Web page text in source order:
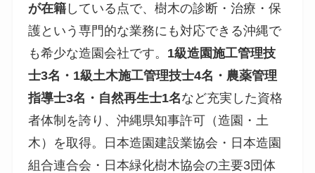
が在籍 している点で、樹木の診断・治療・保
護という専門的な業務にも対応できる沖縄で
も希少な造園会社です。 1級造園施工管理技
士3名・1級土木施工管理技士4名・農薬管理
指導士3名・自然再生士1名など充実した資格
者体制を誇り、沖縄県知事許可（造園・土
木）を取得。日本造園建設業協会・日本造園
組合連合会・日本緑化樹木協会の主要3団体